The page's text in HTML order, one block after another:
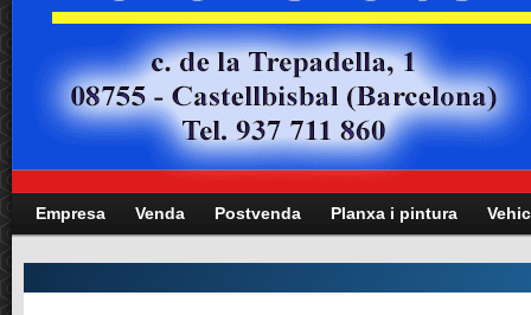
Empresa Venda Postvenda Planxa i pintura